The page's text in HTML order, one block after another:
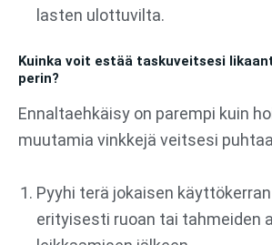
lasten ulottuvilta.
Kuinka voit estää taskuveitsesi
perin?
Ennaltaehkäisy on parempi kuin
muutamia vinkkejä veitsesi
Pyyhi terä jokaisen
erityisesti ruoan tai tahmeiden